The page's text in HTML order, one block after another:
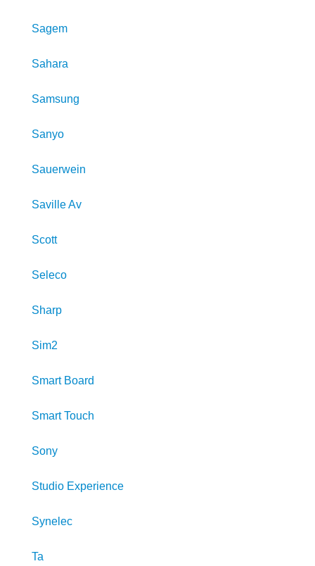
Sagem
Sahara
Samsung
Sanyo
Sauerwein
Saville Av
Scott
Seleco
Sharp
Sim2
Smart Board
Smart Touch
Sony
Studio Experience
Synelec
Ta